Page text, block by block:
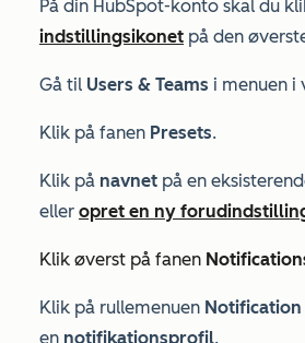
På din HubSpot-konto skal du
indstillingsikonet på den
Gå til Users & Teams i menuen i
Klik på fanen Presets.
Klik på navnet på en
eller opret en ny
Klik øverst på fanen
Klik på rullemenuen
en notifikationsprofil.